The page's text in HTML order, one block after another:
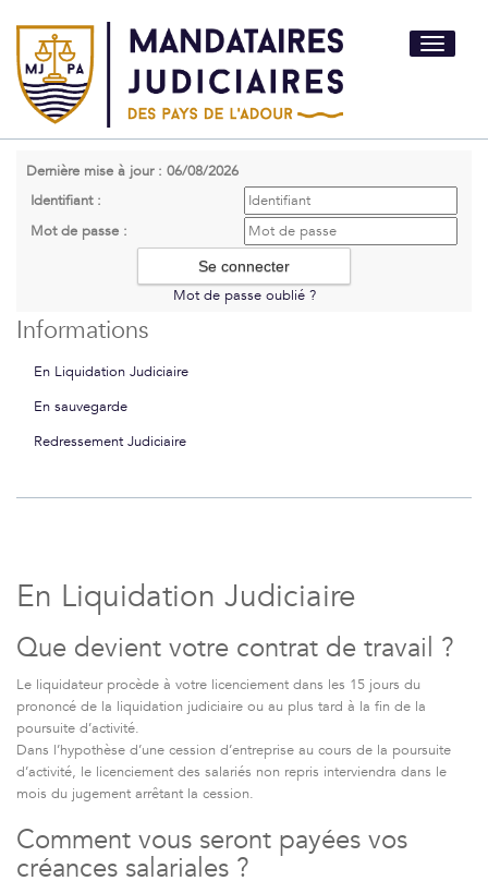
Toggle
Dernière mise à jour : 06/08/2026
Identifiant :
Mot de passe :
Mot de passe oublié ?
Informations
En Liquidation Judiciaire
En sauvegarde
Redressement Judiciaire
En Liquidation Judiciaire
Que devient votre contrat de travail ?
Le liquidateur procède à votre licenciement dans les 15 jours du
prononcé de la liquidation judiciaire ou au plus tard à la fin de la
poursuite d’activité.
Dans l’hypothèse d’une cession d’entreprise au cours de la poursuite
d’activité, le licenciement des salariés non repris interviendra dans le
mois du jugement arrêtant la cession.
Comment vous seront payées vos
créances salariales ?